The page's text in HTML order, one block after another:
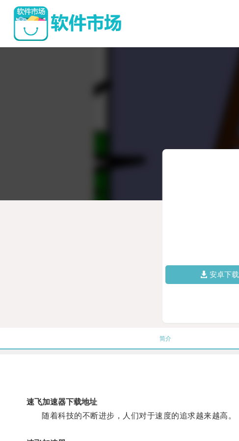
安卓下载
简介
速飞加速器下载地址
随着科技的不断进步，人们对于速度的追求越来越高。